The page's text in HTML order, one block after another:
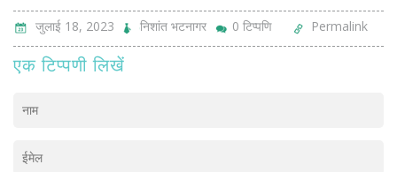
जुलाई 18, 2023 निशांत भटनागर 0 टिप्पणि Permalink
एक टिप्पणी लिखें